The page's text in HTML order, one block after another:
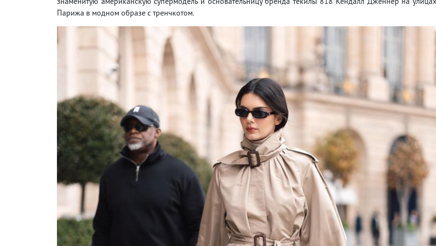
Парижа в модном образе с тренчкотом.